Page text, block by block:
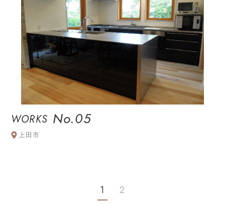
WORKS No.05
上田市
1 2